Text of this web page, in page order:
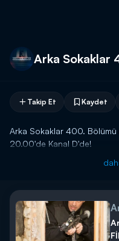
Arka Sokaklar
Takip Et Kaydet
Arka Sokaklar 400. Bölümü
20.00'de Kanal D'de!